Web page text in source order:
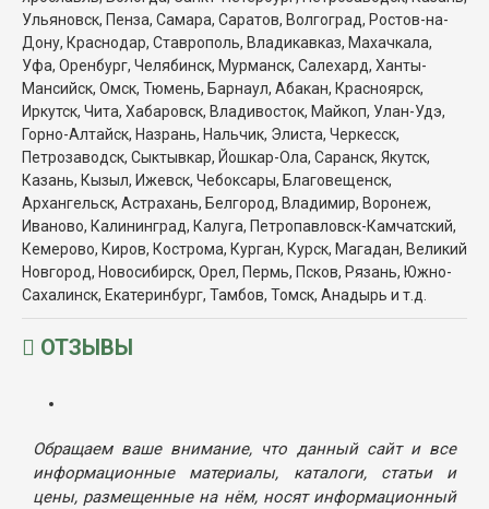
Ульяновск, Пенза, Самара, Саратов, Волгоград, Ростов-на-
Дону, Краснодар, Ставрополь, Владикавказ, Махачкала,
Уфа, Оренбург, Челябинск, Мурманск, Салехард, Ханты-
Мансийск, Омск, Тюмень, Барнаул, Абакан, Красноярск,
Иркутск, Чита, Хабаровск, Владивосток, Майкоп, Улан-Удэ,
Горно-Алтайск, Назрань, Нальчик, Элиста, Черкесск,
Петрозаводск, Сыктывкар, Йошкар-Ола, Саранск, Якутск,
Казань, Кызыл, Ижевск, Чебоксары, Благовещенск,
Архангельск, Астрахань, Белгород, Владимир, Воронеж,
Иваново, Калининград, Калуга, Петропавловск-Камчатский,
Кемерово, Киров, Кострома, Курган, Курск, Магадан, Великий
Новгород, Новосибирск, Орел, Пермь, Псков, Рязань, Южно-
Сахалинск, Екатеринбург, Тамбов, Томск, Анадырь и т.д.
ОТЗЫВЫ
Обращаем ваше внимание, что данный сайт и все
информационные материалы, каталоги, статьи и
цены, размещенные на нём, носят информационный